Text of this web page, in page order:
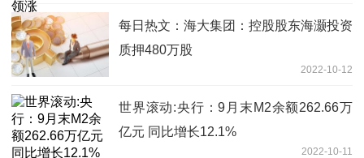
每日热文：海大集团：控股股东海灏投资
质押480万股
2022-10-12
世界滚动:央行：9月末M2余额262.66万
亿元 同比增长12.1%
2022-10-11